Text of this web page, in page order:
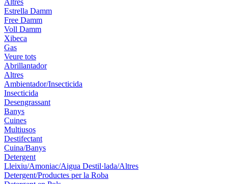
Altres
Estrella Damm
Free Damm
Voll Damm
Xibeca
Gas
Veure tots
Abrillantador
Altres
Ambientador/Insecticida
Insecticida
Desengrassant
Banys
Cuines
Multiusos
Destifectant
Cuina/Banys
Detergent
Lleixiu/Amoniac/Aigua Destil·lada/Altres
Detergent/Productes per la Roba